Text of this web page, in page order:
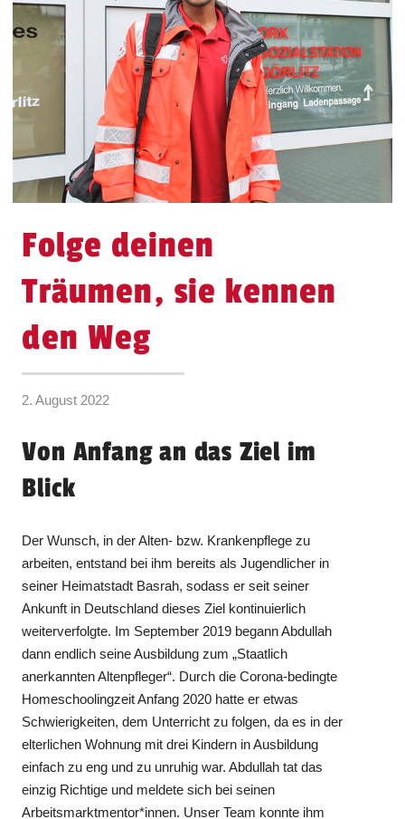
Folge deinen
Träumen, sie kennen
den Weg
2. August 2022
Von Anfang an das Ziel im
Blick
Der Wunsch, in der Alten- bzw. Krankenpflege zu
arbeiten, entstand bei ihm bereits als Jugendlicher in
seiner Heimatstadt Basrah, sodass er seit seiner
Ankunft in Deutschland dieses Ziel kontinuierlich
weiterverfolgte. Im September 2019 begann Abdullah
dann endlich seine Ausbildung zum „Staatlich
anerkannten Altenpfleger“. Durch die Corona-bedingte
Homeschoolingzeit Anfang 2020 hatte er etwas
Schwierigkeiten, dem Unterricht zu folgen, da es in der
elterlichen Wohnung mit drei Kindern in Ausbildung
einfach zu eng und zu unruhig war. Abdullah tat das
einzig Richtige und meldete sich bei seinen
Arbeitsmarktmentor*innen. Unser Team konnte ihm